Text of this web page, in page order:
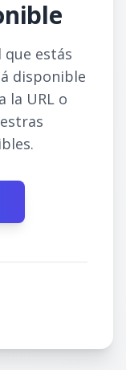
estás
disponible
la URL o